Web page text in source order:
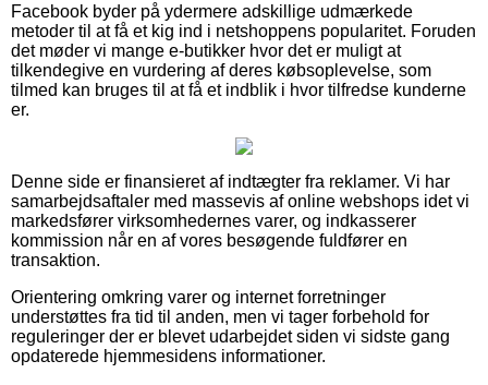
Facebook byder på ydermere adskillige udmærkede
metoder til at få et kig ind i netshoppens popularitet. Foruden
det møder vi mange e-butikker hvor det er muligt at
tilkendegive en vurdering af deres købsoplevelse, som
tilmed kan bruges til at få et indblik i hvor tilfredse kunderne
er.
Denne side er finansieret af indtægter fra reklamer. Vi har
samarbejdsaftaler med massevis af online webshops idet vi
markedsfører virksomhedernes varer, og indkasserer
kommission når en af vores besøgende fuldfører en
transaktion.
Orientering omkring varer og internet forretninger
understøttes fra tid til anden, men vi tager forbehold for
reguleringer der er blevet udarbejdet siden vi sidste gang
opdaterede hjemmesidens informationer.